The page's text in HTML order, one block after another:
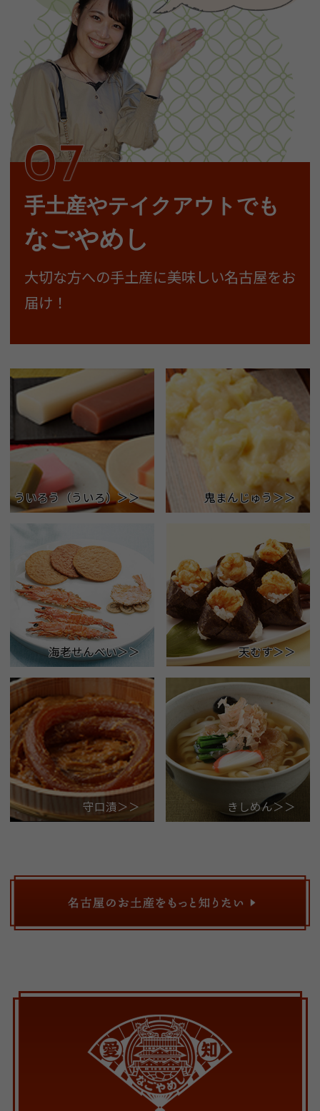
手土産やテイクアウトでも
なごやめし
大切な方への手土産に美味しい名古屋をお
届け！
ういろう（ういろ）＞＞ 鬼まんじゅう＞＞
海老せんべい＞＞ 天むす＞＞
守口漬＞＞ きしめん＞＞